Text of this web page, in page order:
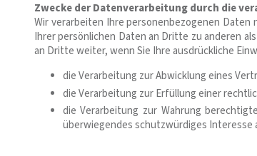
Zwecke der Datenverarbeitung durch die
Wir verarbeiten Ihre personenbezogenen
Ihrer persönlichen Daten an Dritte zu anderen
an Dritte weiter, wenn Sie Ihre ausdrückliche
die Verarbeitung zur Abwicklung eines
die Verarbeitung zur Erfüllung einer
die Verarbeitung zur Wahrung
überwiegendes schutzwürdiges Interesse